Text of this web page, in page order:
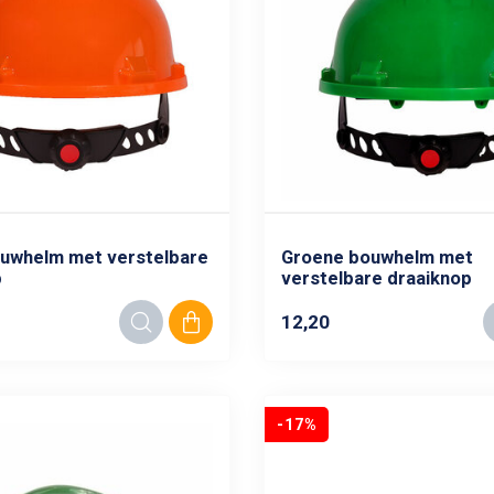
met verstelbare
Groene bouwhelm met
verstelbare draaiknop
12,20
-17%